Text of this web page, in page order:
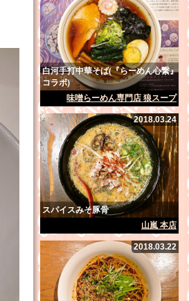
白河手打中華そば(『らーめん心繋』
コラボ)
味噌らーめん専門店 狼スープ
2018.03.24
スパイスみそ豚骨
山嵐 本店
2018.03.22